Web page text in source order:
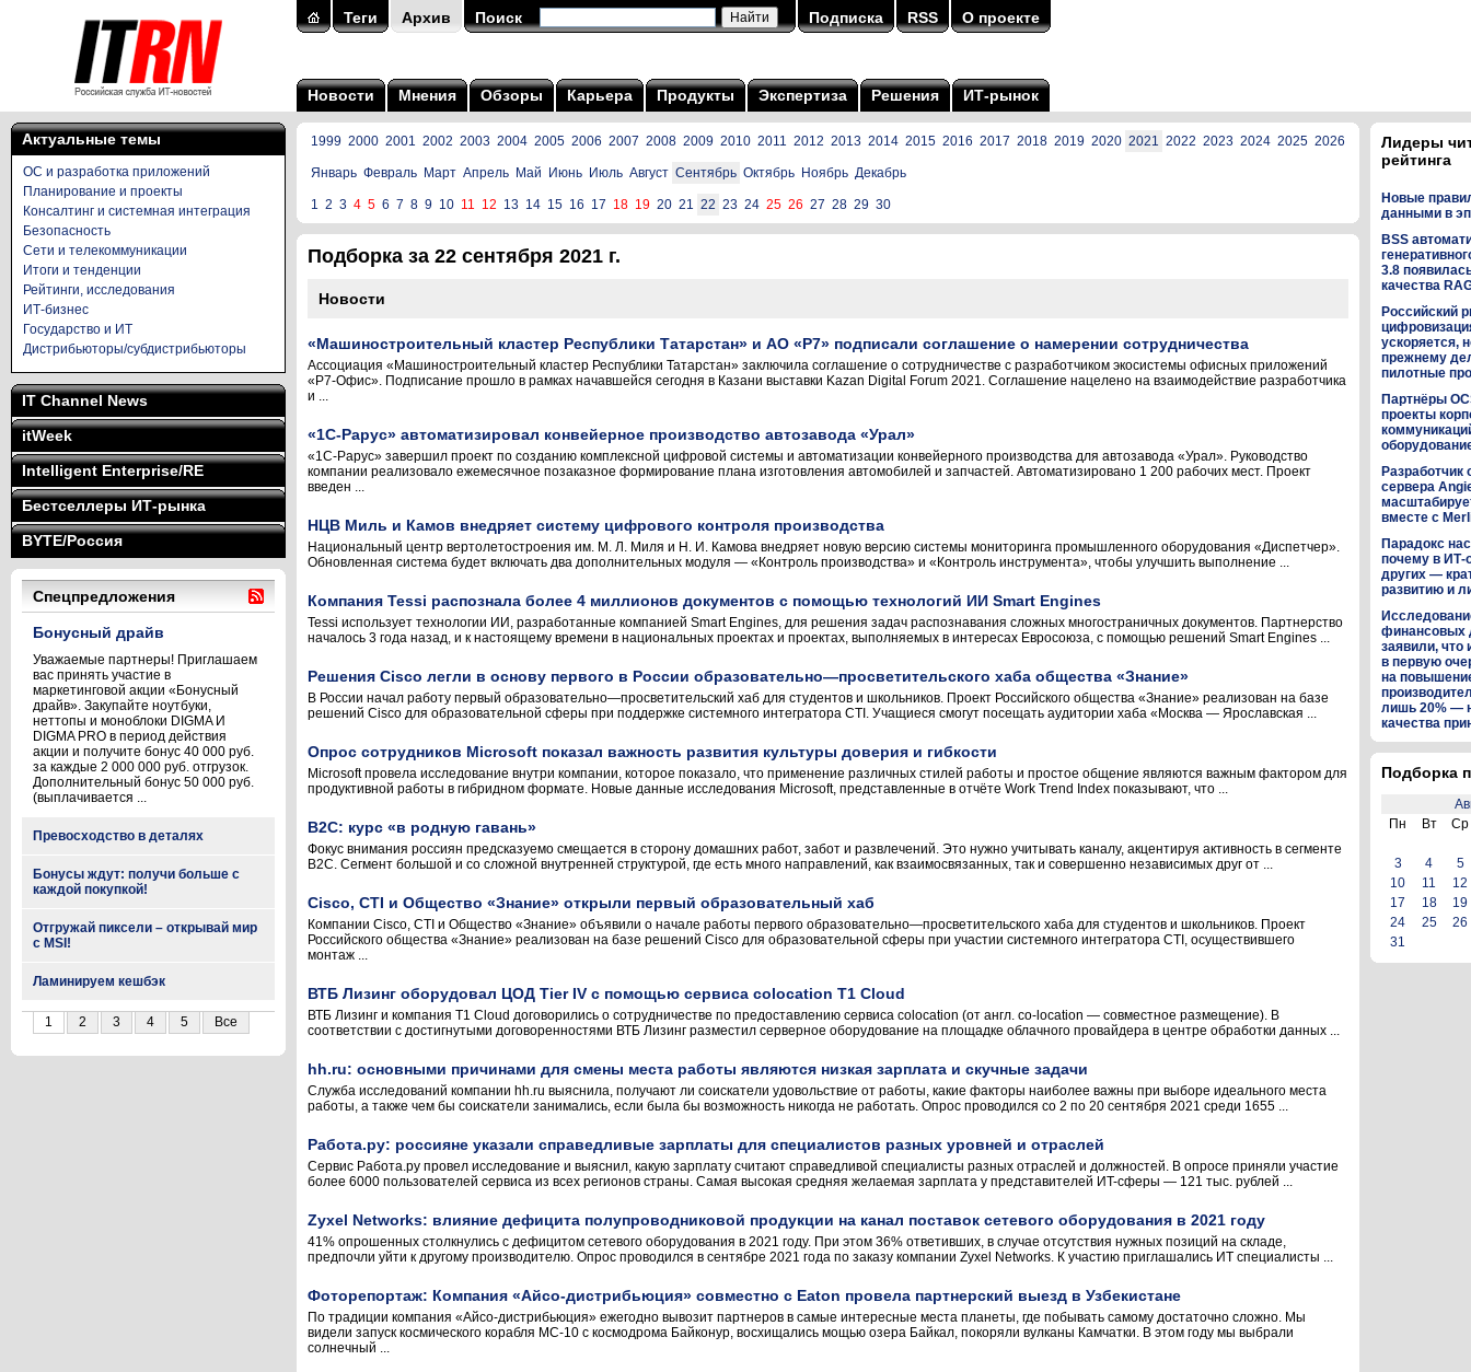
Теги Архив Поиск Подписка RSS О проекте
Новости Мнения Обзоры Карьера Продукты Экспертиза Решения ИТ-рынок
Актуальные темы
ОС и разработка приложений
Планирование и проекты
Консалтинг и системная интеграция
Безопасность
Сети и телекоммуникации
Итоги и тенденции
Рейтинги, исследования
ИТ-бизнес
Государство и ИТ
Дистрибьюторы/субдистрибьюторы
IT Channel News
itWeek
Intelligent Enterprise/RE
Бестселлеры ИТ-рынка
BYTE/Россия
Спецпредложения
Бонусный драйв
Уважаемые партнеры! Приглашаем
вас принять участие в
маркетинговой акции «Бонусный
драйв». Закупайте ноутбуки,
неттопы и моноблоки DIGMA И
DIGMA PRO в период действия
акции и получите бонус 40 000 руб.
за каждые 2 000 000 руб. отгрузок.
Дополнительный бонус 50 000 руб.
(выплачивается ...
Превосходство в деталях
Бонусы ждут: получи больше с
каждой покупкой!
Отгружай пиксели – открывай мир
с MSI!
Ламинируем кешбэк
1 2 3 4 5 Все
1999 2000 2001 2002 2003 2004 2005 2006 2007 2008 2009 2010 2011 2012 2013 2014 2015 2016 2017 2018 2019 2020 2021 2022 2023 2024 2025 2026
Январь Февраль Март Апрель Май Июнь Июль Август Сентябрь Октябрь Ноябрь Декабрь
1 2 3 4 5 6 7 8 9 10 11 12 13 14 15 16 17 18 19 20 21 22 23 24 25 26 27 28 29 30
Подборка за 22 сентября 2021 г.
Новости
«Машиностроительный кластер Республики Татарстан» и АО «Р7» подписали соглашение о намерении сотрудничества
Ассоциация «Машиностроительный кластер Республики Татарстан» заключила соглашение о сотрудничестве с разработчиком экосистемы офисных приложений
«Р7-Офис». Подписание прошло в рамках начавшейся сегодня в Казани выставки Kazan Digital Forum 2021. Соглашение нацелено на взаимодействие разработчика
и ...
«1С-Рарус» автоматизировал конвейерное производство автозавода «Урал»
«1С-Рарус» завершил проект по созданию комплексной цифровой системы и автоматизации конвейерного производства для автозавода «Урал». Руководство
компании реализовало ежемесячное позаказное формирование плана изготовления автомобилей и запчастей. Автоматизировано 1 200 рабочих мест. Проект
введен ...
НЦВ Миль и Камов внедряет систему цифрового контроля производства
Национальный центр вертолетостроения им. М. Л. Миля и Н. И. Камова внедряет новую версию системы мониторинга промышленного оборудования «Диспетчер».
Обновленная система будет включать два дополнительных модуля — «Контроль производства» и «Контроль инструмента», чтобы улучшить выполнение ...
Компания Tessi распознала более 4 миллионов документов с помощью технологий ИИ Smart Engines
Tessi использует технологии ИИ, разработанные компанией Smart Engines, для решения задач распознавания сложных многостраничных документов. Партнерство
началось 3 года назад, и к настоящему времени в национальных проектах и проектах, выполняемых в интересах Евросоюза, с помощью решений Smart Engines ...
Решения Cisco легли в основу первого в России образовательно—просветительского хаба общества «Знание»
В России начал работу первый образовательно—просветительский хаб для студентов и школьников. Проект Российского общества «Знание» реализован на базе
решений Cisco для образовательной сферы при поддержке системного интегратора CTI. Учащиеся смогут посещать аудитории хаба «Москва — Ярославская ...
Опрос сотрудников Microsoft показал важность развития культуры доверия и гибкости
Microsoft провела исследование внутри компании, которое показало, что применение различных стилей работы и простое общение являются важным фактором для
продуктивной работы в гибридном формате. Новые данные исследования Microsoft, представленные в отчёте Work Trend Index показывают, что ...
B2C: курс «в родную гавань»
Фокус внимания россиян предсказуемо смещается в сторону домашних работ, забот и развлечений. Это нужно учитывать каналу, акцентируя активность в сегменте
B2C. Сегмент большой и со сложной внутренней структурой, где есть много направлений, как взаимосвязанных, так и совершенно независимых друг от ...
Cisco, CTI и Общество «Знание» открыли первый образовательный хаб
Компании Cisco, CTI и Общество «Знание» объявили о начале работы первого образовательно—просветительского хаба для студентов и школьников. Проект
Российского общества «Знание» реализован на базе решений Cisco для образовательной сферы при участии системного интегратора CTI, осуществившего
монтаж ...
ВТБ Лизинг оборудовал ЦОД Tier IV с помощью сервиса colocation T1 Cloud
ВТБ Лизинг и компания T1 Cloud договорились о сотрудничестве по предоставлению сервиса colocation (от англ. co-location — совместное размещение). В
соответствии с достигнутыми договоренностями ВТБ Лизинг разместил серверное оборудование на площадке облачного провайдера в центре обработки данных ...
hh.ru: основными причинами для смены места работы являются низкая зарплата и скучные задачи
Служба исследований компании hh.ru выяснила, получают ли соискатели удовольствие от работы, какие факторы наиболее важны при выборе идеального места
работы, а также чем бы соискатели занимались, если была бы возможность никогда не работать. Опрос проводился со 2 по 20 сентября 2021 среди 1655 ...
Работа.ру: россияне указали справедливые зарплаты для специалистов разных уровней и отраслей
Сервис Работа.ру провел исследование и выяснил, какую зарплату считают справедливой специалисты разных отраслей и должностей. В опросе приняли участие
более 6000 пользователей сервиса из всех регионов страны. Самая высокая средняя желаемая зарплата у представителей ИT-сферы — 121 тыс. рублей ...
Zyxel Networks: влияние дефицита полупроводниковой продукции на канал поставок сетевого оборудования в 2021 году
41% опрошенных столкнулись с дефицитом сетевого оборудования в 2021 году. При этом 36% ответивших, в случае отсутствия нужных позиций на складе,
предпочли уйти к другому производителю. Опрос проводился в сентябре 2021 года по заказу компании Zyxel Networks. К участию приглашались ИТ специалисты ...
Фоторепортаж: Компания «Айсо-дистрибьюция» совместно с Eaton провела партнерский выезд в Узбекистане
По традиции компания «Айсо-дистрибьюция» ежегодно вывозит партнеров в самые интересные места планеты, где побывать самому достаточно сложно. Мы
видели запуск космического корабля МС-10 с космодрома Байконур, восхищались мощью озера Байкал, покоряли вулканы Камчатки. В этом году мы выбрали
солнечный ...
Лидеры
рейтинга
Новые
данными в
BSS
3.8
качества
Российский
ускоряется,
прежнему
пилотные
Партнёры
проекты
Разработчик
сервера
вместе с
Парадокс
почему в ИТ-
других —
развитию и
финансовых
заявили, что
в первую
на
лишь 20% —
качества
Подборка
Пн
Вт Ср
3 4
5
10
11
12
17
18
19
24
25
26
31